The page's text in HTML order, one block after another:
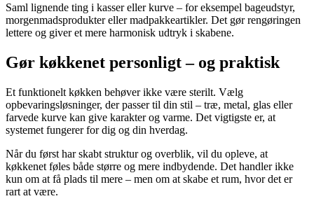
Saml lignende ting i kasser eller kurve – for eksempel bageudstyr,
morgenmadsprodukter eller madpakkeartikler. Det gør rengøringen
lettere og giver et mere harmonisk udtryk i skabene.
Gør køkkenet personligt – og praktisk
Et funktionelt køkken behøver ikke være sterilt. Vælg
opbevaringsløsninger, der passer til din stil – træ, metal, glas eller
farvede kurve kan give karakter og varme. Det vigtigste er, at
systemet fungerer for dig og din hverdag.
Når du først har skabt struktur og overblik, vil du opleve, at
køkkenet føles både større og mere indbydende. Det handler ikke
kun om at få plads til mere – men om at skabe et rum, hvor det er
rart at være.